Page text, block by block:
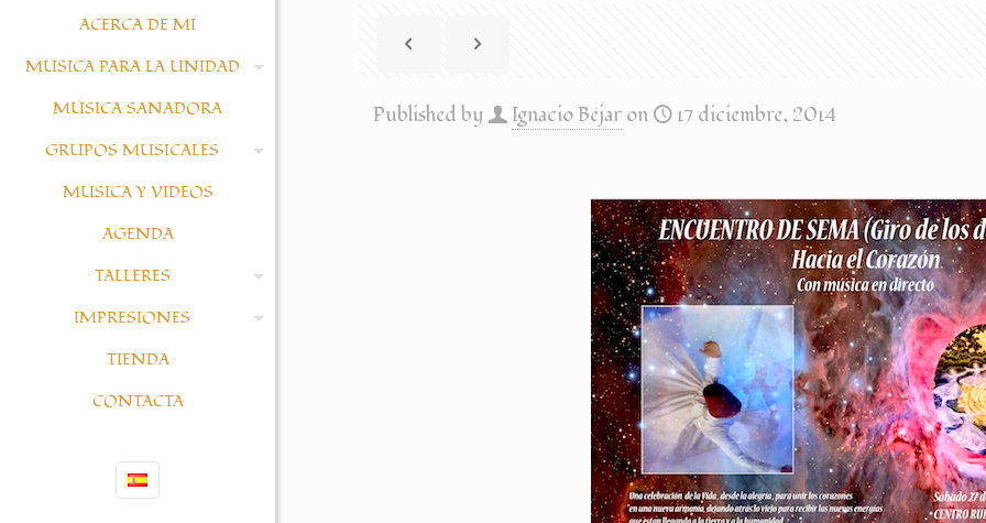
ACERCA DE MÍ
MÚSICA PARA LA UNIDAD
MÚSICA SANADORA
GRUPOS MUSICALES
MÚSICA Y VIDEOS
AGENDA
TALLERES
IMPRESIONES
TIENDA
CONTACTA
Published by Ignacio Béjar on 17 diciembre, 2014